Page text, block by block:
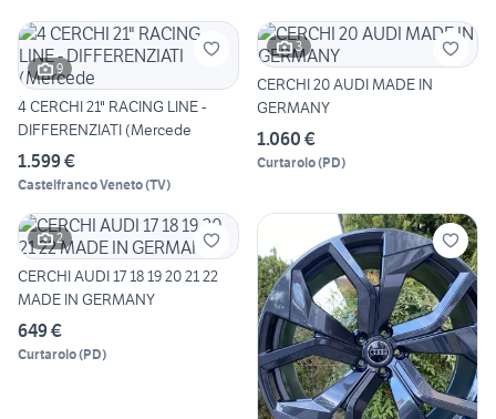
9
4 CERCHI 21" RACING LINE -
DIFFERENZIATI (Mercede
1.599 €
Castelfranco Veneto(TV)
3
CERCHI 20 AUDI MADE IN
GERMANY
1.060 €
Curtarolo(PD)
2
CERCHI AUDI 17 18 19 20 21 22
MADE IN GERMANY
649 €
Curtarolo(PD)